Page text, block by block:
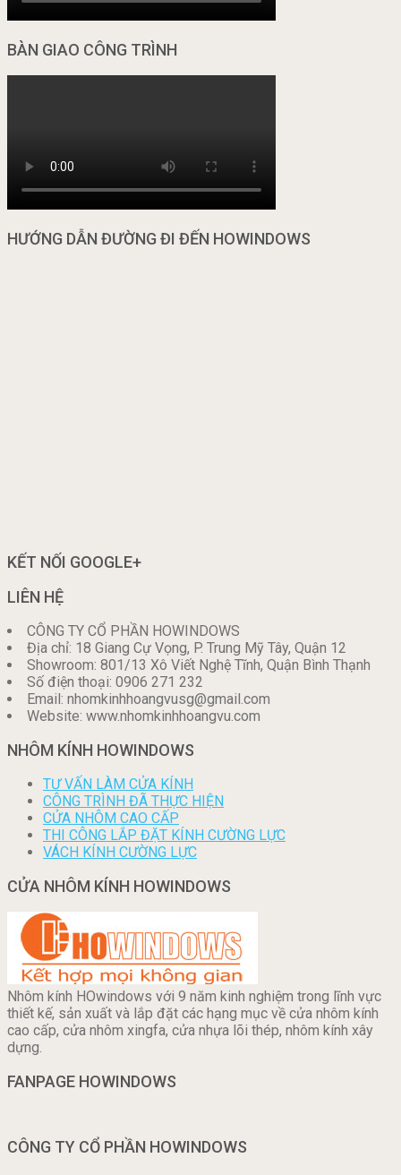
BÀN GIAO CÔNG TRÌNH
HƯỚNG DẪN ĐƯỜNG ĐI ĐẾN HOWINDOWS
KẾT NỐI GOOGLE+
LIÊN HỆ
CÔNG TY CỔ PHẦN HOWINDOWS
Địa chỉ: 18 Giang Cự Vọng, P. Trung Mỹ Tây, Quận 12
Showroom: 801/13 Xô Viết Nghệ Tĩnh, Quận Bình Thạnh
Số điện thoại: 0906 271 232
Email: nhomkinhhoangvusg@gmail.com
Website: www.nhomkinhhoangvu.com
NHÔM KÍNH HOWINDOWS
TƯ VẤN LÀM CỬA KÍNH
CÔNG TRÌNH ĐÃ THỰC HIỆN
CỬA NHÔM CAO CẤP
THI CÔNG LẮP ĐẶT KÍNH CƯỜNG LỰC
VÁCH KÍNH CƯỜNG LỰC
CỬA NHÔM KÍNH HOWINDOWS
Nhôm kính HOwindows với 9 năm kinh nghiệm trong lĩnh vực
thiết kế, sản xuất và lắp đặt các hạng mục về cửa nhôm kính
cao cấp, cửa nhôm xingfa, cửa nhựa lõi thép, nhôm kính xây
dựng.
FANPAGE HOWINDOWS
CÔNG TY CỔ PHẦN HOWINDOWS